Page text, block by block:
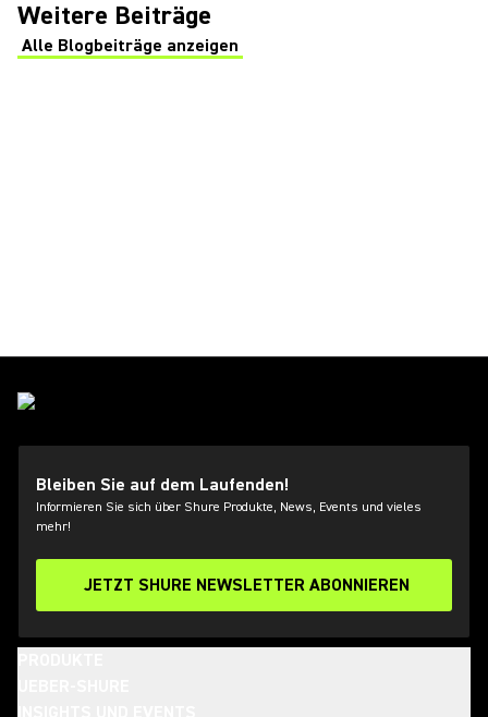
Weitere Beiträge
Alle Blogbeiträge anzeigen
(Opens in a new tab)
Bleiben Sie auf dem Laufenden!
Informieren Sie sich über Shure Produkte, News, Events und vieles
mehr!
JETZT SHURE NEWSLETTER ABONNIEREN